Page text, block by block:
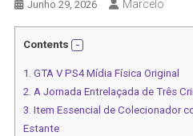
Junho 29, 2026 Marcelo
Contents
1. GTA V PS4 Mídia Física Original
2. A Jornada Entrelaçada de Três
3. Item Essencial de Colecionador
Estante